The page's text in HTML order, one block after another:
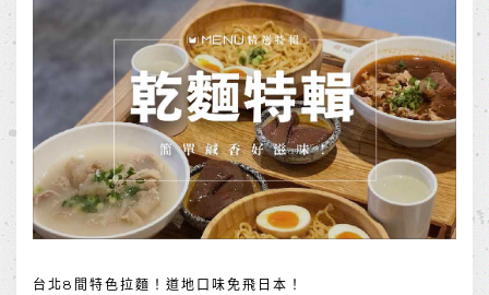
台北8間特色拉麵！道地口味免飛日本！